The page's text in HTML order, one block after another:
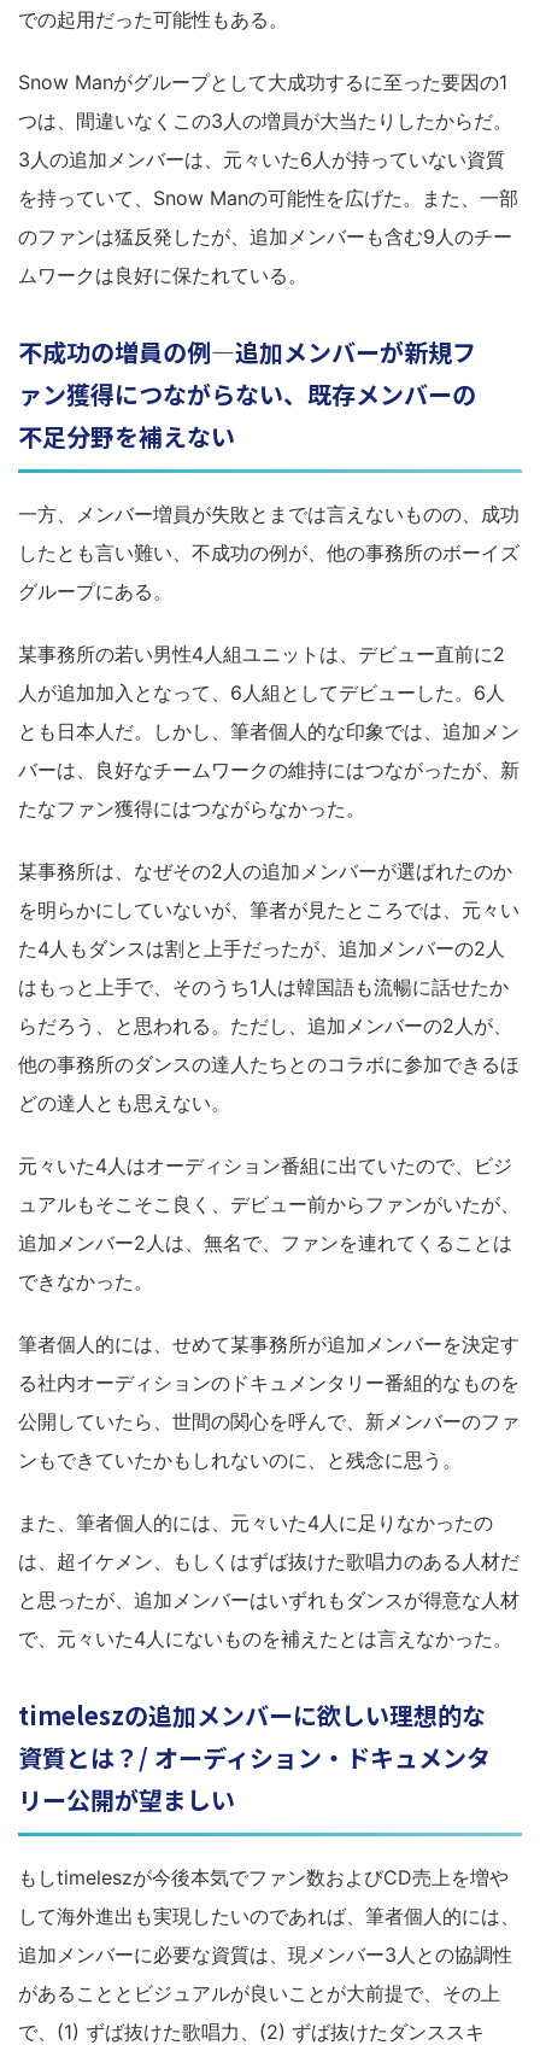
での起用だった可能性もある。
Snow Manがグループとして大成功するに至った要因の1
つは、間違いなくこの3人の増員が大当たりしたからだ。
3人の追加メンバーは、元々いた6人が持っていない資質
を持っていて、Snow Manの可能性を広げた。また、一部
のファンは猛反発したが、追加メンバーも含む9人のチー
ムワークは良好に保たれている。
不成功の増員の例―追加メンバーが新規フ
ァン獲得につながらない、既存メンバーの
不足分野を補えない
一方、メンバー増員が失敗とまでは言えないものの、成功
したとも言い難い、不成功の例が、他の事務所のボーイズ
グループにある。
某事務所の若い男性4人組ユニットは、デビュー直前に2
人が追加加入となって、6人組としてデビューした。6人
とも日本人だ。しかし、筆者個人的な印象では、追加メン
バーは、良好なチームワークの維持にはつながったが、新
たなファン獲得にはつながらなかった。
某事務所は、なぜその2人の追加メンバーが選ばれたのか
を明らかにしていないが、筆者が見たところでは、元々い
た4人もダンスは割と上手だったが、追加メンバーの2人
はもっと上手で、そのうち1人は韓国語も流暢に話せたか
らだろう、と思われる。ただし、追加メンバーの2人が、
他の事務所のダンスの達人たちとのコラボに参加できるほ
どの達人とも思えない。
元々いた4人はオーディション番組に出ていたので、ビジ
ュアルもそこそこ良く、デビュー前からファンがいたが、
追加メンバー2人は、無名で、ファンを連れてくることは
できなかった。
筆者個人的には、せめて某事務所が追加メンバーを決定す
る社内オーディションのドキュメンタリー番組的なものを
公開していたら、世間の関心を呼んで、新メンバーのファ
ンもできていたかもしれないのに、と残念に思う。
また、筆者個人的には、元々いた4人に足りなかったの
は、超イケメン、もしくはずば抜けた歌唱力のある人材だ
と思ったが、追加メンバーはいずれもダンスが得意な人材
で、元々いた4人にないものを補えたとは言えなかった。
timeleszの追加メンバーに欲しい理想的な
資質とは？/ オーディション・ドキュメンタ
リー公開が望ましい
もしtimeleszが今後本気でファン数およびCD売上を増や
して海外進出も実現したいのであれば、筆者個人的には、
追加メンバーに必要な資質は、現メンバー3人との協調性
があることとビジュアルが良いことが大前提で、その上
で、(1) ずば抜けた歌唱力、(2) ずば抜けたダンススキ